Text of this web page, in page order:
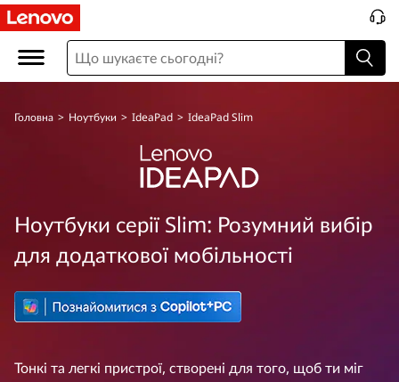
I
a
a
d
S
Головна > Ноутбуки > IdeaPad > IdeaPad Slim
Ноутбуки серії Slim: Розумний вибір
для додаткової мобільності
Тонкі та легкі пристрої, створені для того, щоб ти міг